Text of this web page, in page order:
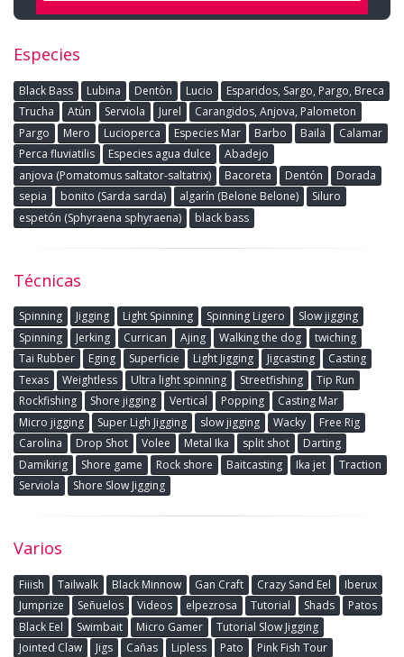
Especies
Black Bass Lubina Dentòn Lucio
Esparidos, Sargo, Pargo, Breca
Trucha
Atún Serviola Jurel
Carangidos, Anjova, Palometon
Pargo
Mero Lucioperca Especies Mar Barbo Baila
Calamar
Perca fluviatilis
Especies agua dulce
Abadejo
anjova (Pomatomus saltator-saltatrix)
Bacoreta Dentón
Dorada
sepia
bonito (Sarda sarda) algarín (Belone Belone)
Siluro
espetón (Sphyraena sphyraena)
black bass
Técnicas
Spinning Jigging Light Spinning Spinning Ligero
Slow jigging
Spinning
Jerking Currican Ajing Walking the dog
twiching
Tai Rubber
Eging Superficie Light Jigging Jigcasting
Casting
Texas
Weightless Ultra light spinning Streetfishing
Tip Run
Rockfishing
Shore jigging Vertical Popping
Casting Mar
Micro jigging
Super Ligh Jigging slow jigging Wacky
Free Rig
Carolina
Drop Shot Volee Metal Ika split shot
Darting
Damikirig
Shore game Rock shore Baitcasting Ika jet
Traction
Serviola
Shore Slow Jigging
Varios
Fiiish Tailwalk Black Minnow Gan Craft Crazy Sand Eel
Iberux
Jumprize
Señuelos Videos elpezrosa Tutorial Shads
Patos
Black Eel
Swimbait Micro Gamer
Tutorial Slow Jigging
Jointed Claw
Jigs Cañas Lipless Pato
Pink Fish Tour